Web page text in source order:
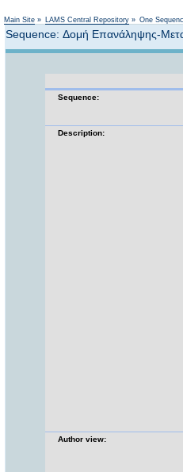
Main Site » LAMS Central Repository » One
Sequence: Δομή Επανάληψης-
Sequence:
Description:
Author view: